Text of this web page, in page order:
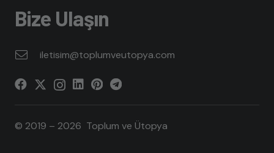
Bize Ulaşın
iletisim@toplumveutopya.com
© 2019 – 2026 Toplum ve Ütopya